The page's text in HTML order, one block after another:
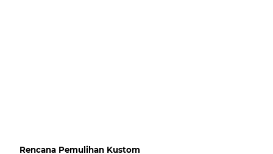
Rencana Pemulihan Kustom